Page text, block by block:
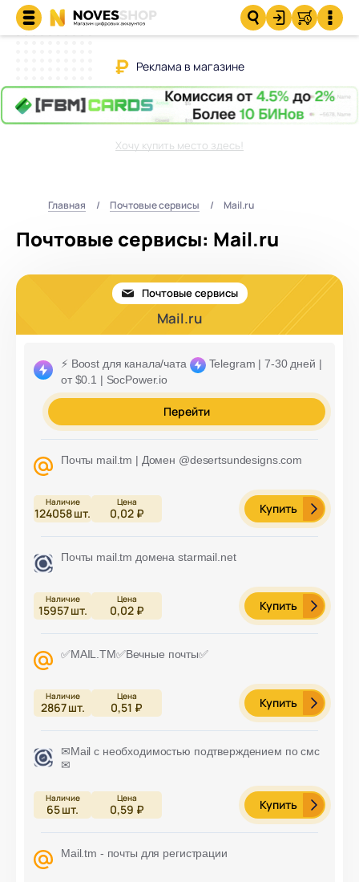
Реклама в магазине
Хочу купить место здесь!
Главная Почтовые сервисы Mail.ru
Почтовые сервисы: Mail.ru
Почтовые сервисы
Mail.ru
⚡️ Boost для канала/чата
Telegram | 7-30 дней |
от $0.1 | SocPower.io
Перейти
Почты mail.tm | Домен @desertsundesigns.com
124058шт. 0,02 ₽ Купить
Почты mail.tm домена starmail.net
15957шт. 0,02 ₽ Купить
✅MAIL.TM✅Вечные почты✅
2867шт. 0,51 ₽ Купить
✉Mail с необходимостью подтверждением по смс
✉
65шт. 0,59 ₽ Купить
Mail.tm - почты для регистрации